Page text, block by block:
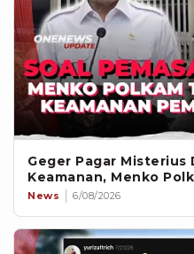
Geger Pagar Misterius
Keamanan, Menko
News 6/08/2026